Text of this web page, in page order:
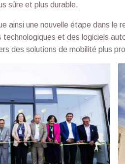
sûre et plus durable.
ainsi une nouvelle étape dans le
technologiques et des logiciels
des solutions de mobilité plus